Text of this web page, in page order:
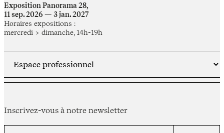
Exposition Panorama 28,
11 sep. 2026 — 3 jan. 2027
Horaires expositions :
mercredi > dimanche, 14h-19h
Inscrivez-vous à notre newsletter